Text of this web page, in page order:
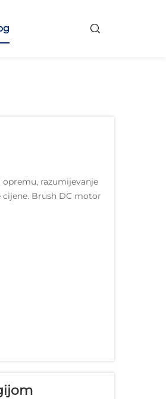
razumijevanje
Brush DC motor